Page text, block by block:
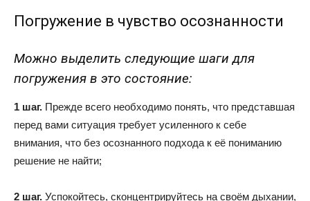
Погружение в чувство осознанности
Можно выделить следующие шаги для
погружения в это состояние:
1 шаг. Прежде всего необходимо понять, что представшая
перед вами ситуация требует усиленного к себе
внимания, что без осознанного подхода к её пониманию
решение не найти;
2 шаг. Успокойтесь, сконцентрируйтесь на своём дыхании,